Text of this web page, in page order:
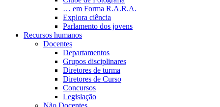
… em Forma R.A.R.A.
Explora ciência
Parlamento dos jovens
Recursos humanos
Docentes
Departamentos
Grupos disciplinares
Diretores de turma
Diretores de Curso
Concursos
Legislação
Não Docentes